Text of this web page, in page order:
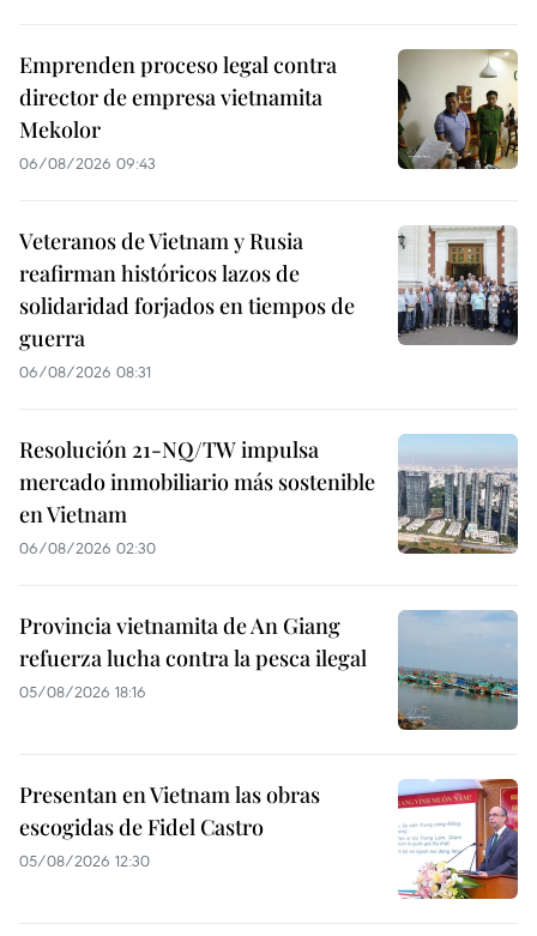
Emprenden proceso legal contra
director de empresa vietnamita
Mekolor
06/08/2026 09:43
Veteranos de Vietnam y Rusia
reafirman históricos lazos de
solidaridad forjados en tiempos de
guerra
06/08/2026 08:31
Resolución 21-NQ/TW impulsa
mercado inmobiliario más sostenible
en Vietnam
06/08/2026 02:30
Provincia vietnamita de An Giang
refuerza lucha contra la pesca ilegal
05/08/2026 18:16
Presentan en Vietnam las obras
escogidas de Fidel Castro
05/08/2026 12:30